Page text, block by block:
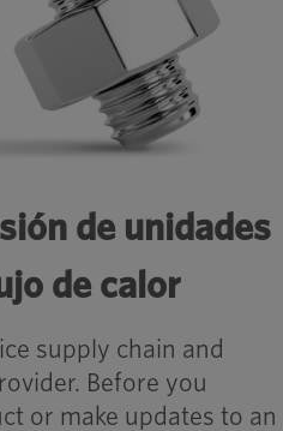
de unidades
de calor
supply chain and
Before you
or make updates to an